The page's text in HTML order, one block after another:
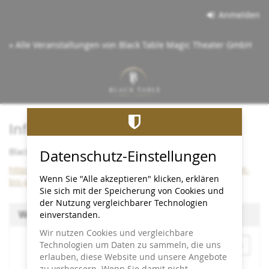
springen
Anmelden
« Alle Veranstaltungen von Black Table Magic Theater GmbH
Info:
Black Table bleibt bis Dezember 2026 im Cineplex
https://www.black-table.de/wichtige-info-black-table-bleibt-
bis-dezember-2026-im-cineplex/
Wählen Sie einen Termin aus
Monat
Datenschutz-Einstellungen
Wenn Sie "Alle akzeptieren" klicken, erklären
Sie sich mit der Speicherung von Cookies und
der Nutzung vergleichbarer Technologien
einverstanden.
Wir nutzen Cookies und vergleichbare
Technologien um Daten zu sammeln, die uns
erlauben, diese Website und unsere Angebote